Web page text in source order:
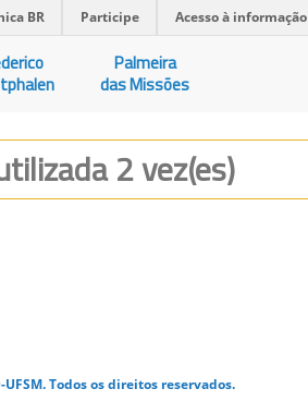
BR Participe Acesso à informação
Palmeira
das Missões
2 vez(es)
Todos os direitos reservados.